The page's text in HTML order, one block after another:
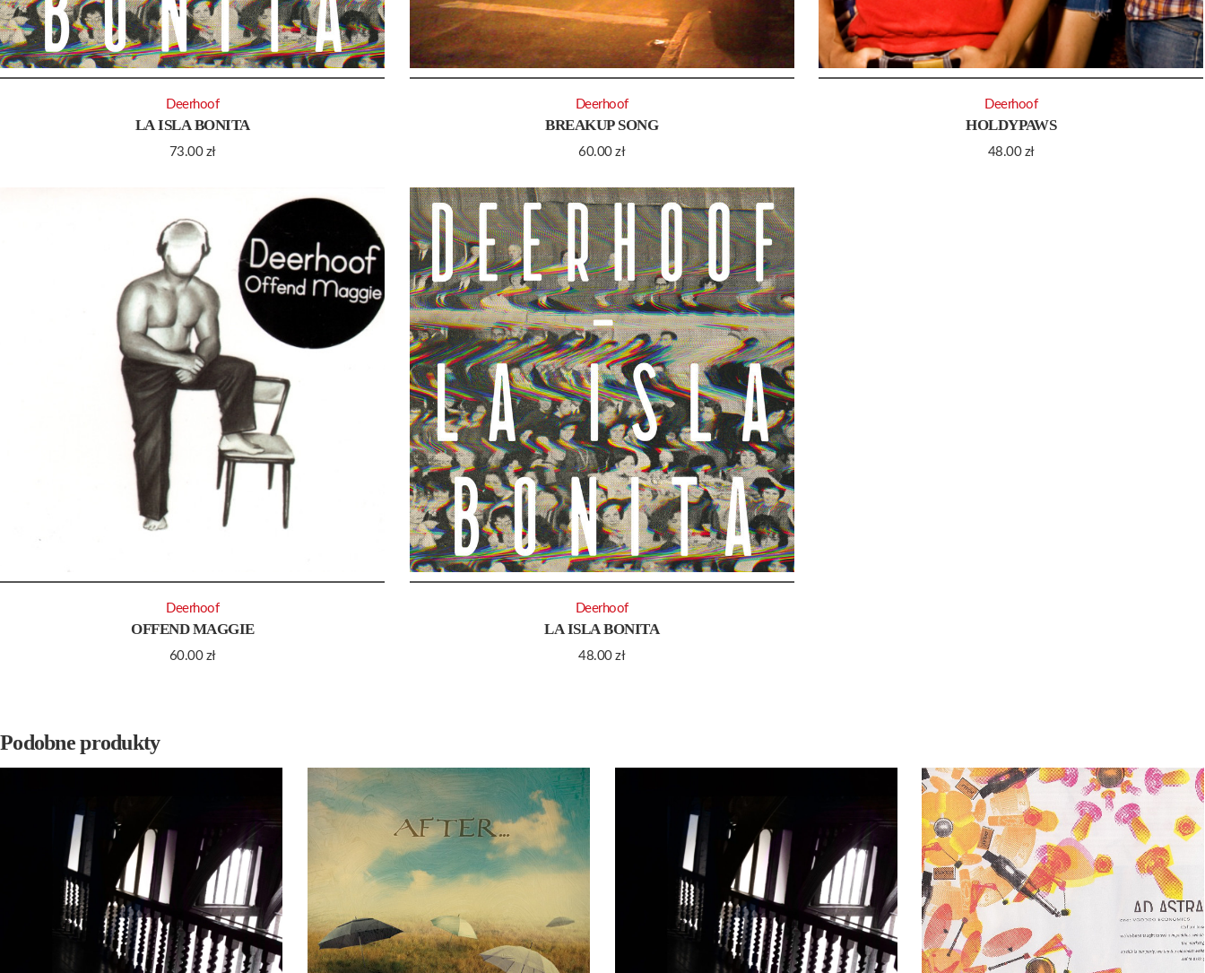
LA ISLA BONITA
73.00 zł
Deerhoof
BREAKUP SONG
60.00zł
Deerhoof
HOLDYPAWS
48.00 zł
Deerhoof
OFFEND MAGGIE
60.00 zł
Deerhoof
LA ISLA BONITA
48.00zł
Deerhoof
Podobne produkty